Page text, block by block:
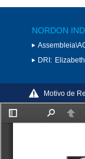
NORDON
DRI:
Motivo de